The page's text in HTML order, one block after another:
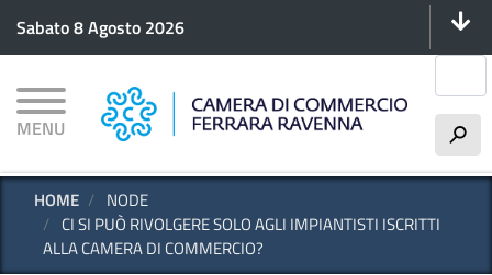
principale
Sabato 8 Agosto 2026
MENU h
HOME
NODE
CI SI PUÒ RIVOLGERE SOLO AGLI IMPIANTISTI ISCRITTI
ALLA CAMERA DI COMMERCIO?